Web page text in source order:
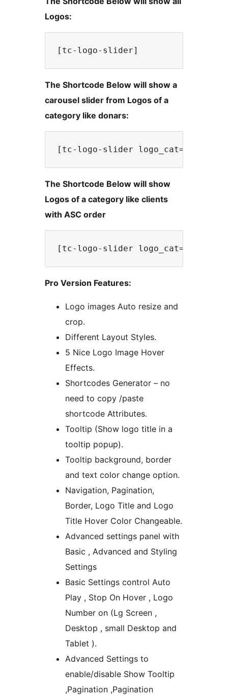
Logos:
The Shortcode Below will show a
carousel slider from Logos of a
category like donars:
The Shortcode Below will show
Logos of a category like clients
with ASC order
Pro Version Features:
Logo images Auto resize and
crop.
Different Layout Styles.
5 Nice Logo Image Hover
Effects.
Shortcodes Generator – no
need to copy /paste
shortcode Attributes.
Tooltip (Show logo title in a
tooltip popup).
Tooltip background, border
and text color change option.
Navigation, Pagination,
Border, Logo Title and Logo
Title Hover Color Changeable.
Advanced settings panel with
Basic , Advanced and Styling
Settings
Basic Settings control Auto
Play , Stop On Hover , Logo
Number on (Lg Screen ,
Desktop , small Desktop and
Tablet ).
Advanced Settings to
enable/disable Show Tooltip
,Pagination ,Pagination